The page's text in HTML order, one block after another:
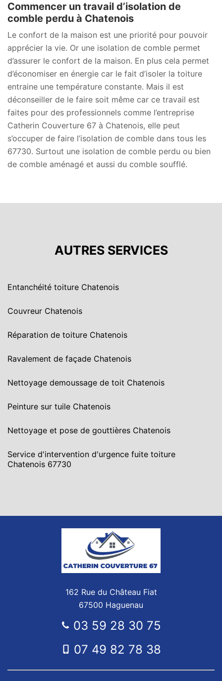
Commencer un travail d’isolation de
comble perdu à Chatenois
Le confort de la maison est une priorité pour pouvoir
apprécier la vie. Or une isolation de comble permet
d’assurer le confort de la maison. En plus cela permet
d’économiser en énergie car le fait d’isoler la toiture
entraine une température constante. Mais il est
déconseiller de le faire soit même car ce travail est
faites pour des professionnels comme l’entreprise
Catherin Couverture 67 à Chatenois, elle peut
s’occuper de faire l’isolation de comble dans tous les
67730. Surtout une isolation de comble perdu ou bien
de comble aménagé et aussi du comble soufflé.
AUTRES SERVICES
Entanchéité toiture Chatenois
Couvreur Chatenois
Réparation de toiture Chatenois
Ravalement de façade Chatenois
Nettoyage demoussage de toit Chatenois
Peinture sur tuile Chatenois
Nettoyage et pose de gouttières Chatenois
Service d'intervention d'urgence fuite toiture
Chatenois 67730
162 Rue du Château Fiat
67500 Haguenau
03 59 28 30 75
07 49 82 78 38